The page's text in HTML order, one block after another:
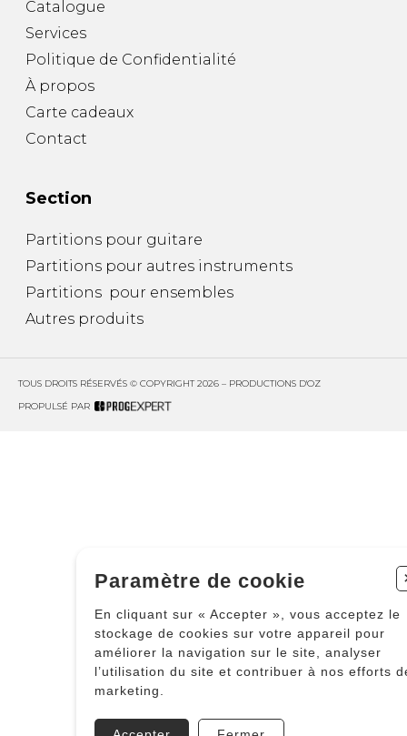
Catalogue
Services
Politique de Confidentialité
À propos
Carte cadeaux
Contact
Section
Partitions pour guitare
Partitions pour autres instruments
Partitions pour ensembles
Autres produits
TOUS DROITS RÉSERVÉS © COPYRIGHT 2026 – PRODUCTIONS D'OZ
PROPULSÉ PAR
Paramètre de cookie
En cliquant sur « Accepter », vous acceptez le
stockage de cookies sur votre appareil pour
améliorer la navigation sur le site, analyser
l’utilisation du site et contribuer à nos efforts
marketing.